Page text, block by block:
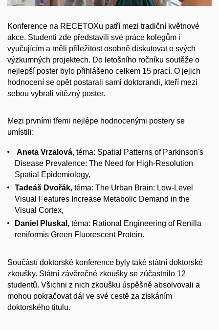
Konference na RECETOXu patří mezi tradiční květnové
akce. Studenti zde představili své práce kolegům i
vyučujícím a měli příležitost osobně diskutovat o svých
výzkumných projektech. Do letošního ročníku soutěže o
nejlepší poster bylo přihlášeno celkem 15 prací. O jejich
hodnocení se opět postarali sami doktorandi, kteří mezi
sebou vybrali vítězný poster.
Mezi prvními třemi nejlépe hodnocenými postery se
umístili:
Aneta Vrzalová, téma: Spatial Patterns of Parkinson's
Disease Prevalence: The Need for High-Resolution
Spatial Epidemiology,
Tadeáš Dvořák, téma: The Urban Brain: Low-Level
Visual Features Increase Metabolic Demand in the
Visual Cortex,
Daniel Pluskal, téma: Rational Engineering of Renilla
reniformis Green Fluorescent Protein.
Součástí doktorské konference byly také státní doktorské
zkoušky. Státní závěrečné zkoušky se zúčastnilo 12
studentů. Všichni z nich zkoušku úspěšně absolvovali a
mohou pokračovat dál ve své cestě za získáním
doktorského titulu.